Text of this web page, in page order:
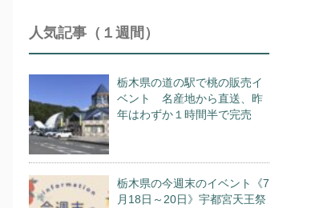
人気記事（１週間）
栃木県の道の駅で桃の販売イ
ベント 名産地から直送、昨
年はわずか１時間半で完売
栃木県の今週末のイベント《7
月18日～20日》宇都宮天王祭